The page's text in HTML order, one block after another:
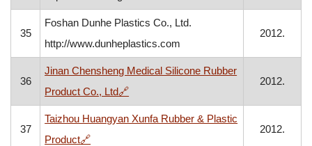
35
Foshan Dunhe Plastics Co., Ltd.
http://www.dunheplastics.com
2012.
36
Jinan Chensheng Medical Silicone Rubber
Product Co., Ltd🔗, otvara se u novom prozoru
2012.
37
Taizhou Huangyan Xunfa Rubber & Plastic
Product🔗, otvara se u novom prozoru
2012.